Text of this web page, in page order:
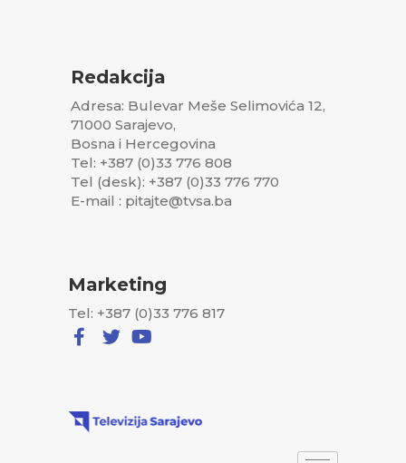
Redakcija
Adresa: Bulevar Meše Selimovića 12,
71000 Sarajevo,
Bosna i Hercegovina
Tel: +387 (0)33 776 808
Tel (desk): +387 (0)33 776 770
E-mail : pitajte@tvsa.ba
Marketing
Tel: +387 (0)33 776 817